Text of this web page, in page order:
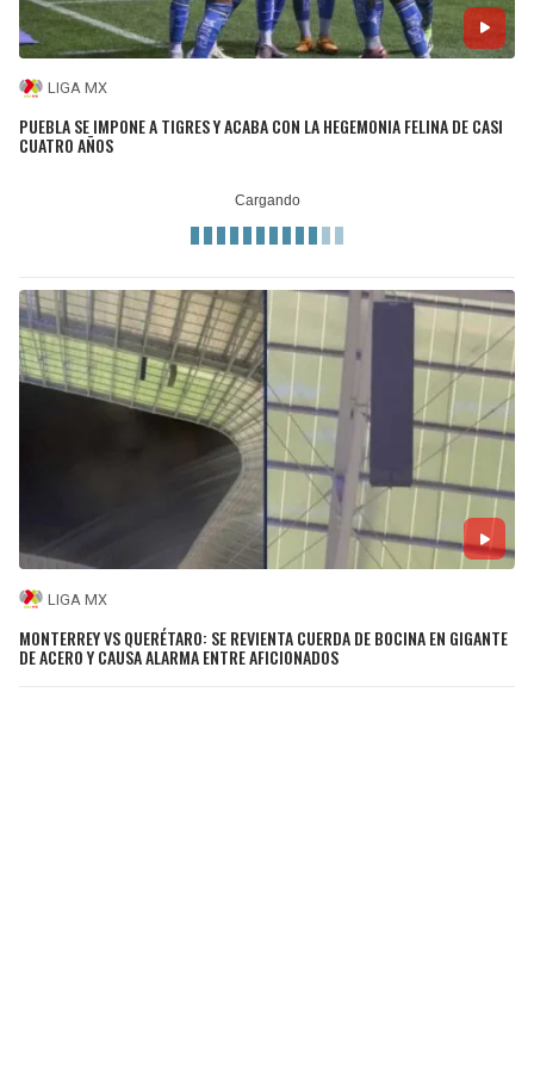
LIGA MX
PUEBLA SE IMPONE A TIGRES Y ACABA CON LA HEGEMONIA FELINA DE CASI
CUATRO AÑOS
LIGA MX
MONTERREY VS QUERÉTARO: SE REVIENTA CUERDA DE BOCINA EN GIGANTE
DE ACERO Y CAUSA ALARMA ENTRE AFICIONADOS